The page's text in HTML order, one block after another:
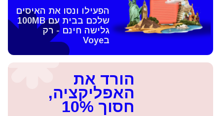
הפעילו ונסו את האיסים
שלכם בבית עם 100MB
גלישה חינם - רק
בVoye
הורד את
האפליקציה,
חסוך 10%